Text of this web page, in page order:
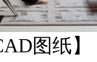
图纸】